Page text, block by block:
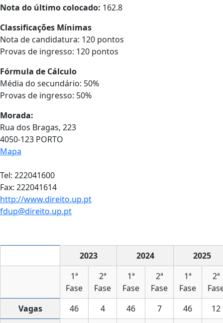
Nota do último colocado: 162.8
Classificações Mínimas
Nota de candidatura: 120 pontos
Provas de ingresso: 120 pontos
Fórmula de Cálculo
Média do secundário: 50%
Provas de ingresso: 50%
Morada:
Rua dos Bragas, 223
4050-123 PORTO
Mapa
Tel: 222041600
Fax: 222041614
http://www.direito.up.pt
fdup@direito.up.pt
2023 2024
2025
1ª
Fase
2ª
Fase
1ª
Fase
2ª
Fase
1ª
Fase
2ª
Vagas
46 4 46 7 46
12